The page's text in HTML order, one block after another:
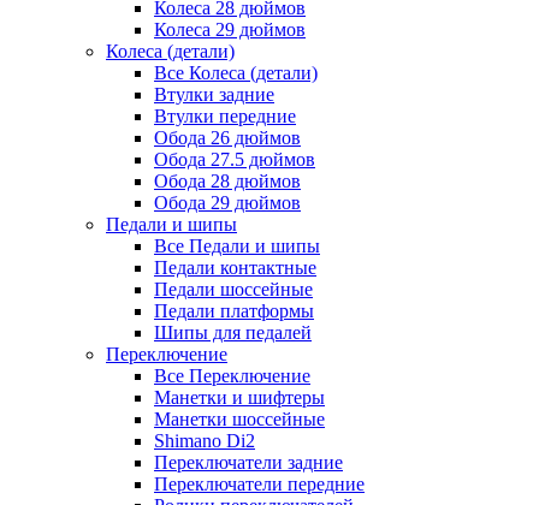
Колеса 28 дюймов
Колеса 29 дюймов
Колеса (детали)
Все Колеса (детали)
Втулки задние
Втулки передние
Обода 26 дюймов
Обода 27.5 дюймов
Обода 28 дюймов
Обода 29 дюймов
Педали и шипы
Все Педали и шипы
Педали контактные
Педали шоссейные
Педали платформы
Шипы для педалей
Переключение
Все Переключение
Манетки и шифтеры
Манетки шоссейные
Shimano Di2
Переключатели задние
Переключатели передние